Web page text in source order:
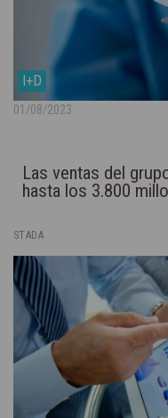
I+D
01/08/2023
Las ventas del
hasta los 3.800
STADA